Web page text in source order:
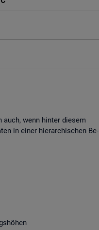
wenn hin­ter die­sem
in einer hier­ar­chi­schen Be­